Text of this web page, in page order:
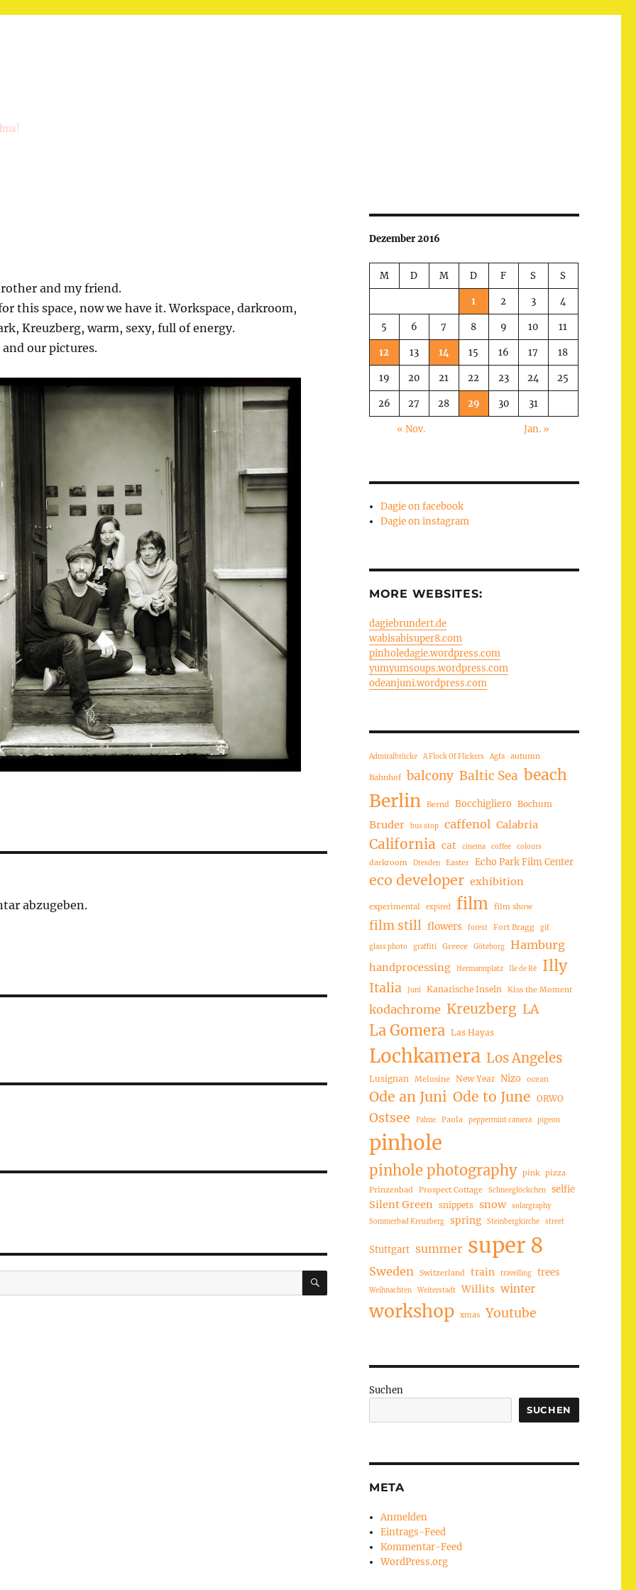
and my friend.
this space, now we have it. Workspace, darkroom,
Kreuzberg, warm, sexy, full of energy.
and our pictures.
abzugeben.
SUCHEN
Dezember 2016
M D M D F S S
1 2 3 4
5 6 7 8 9 10 11
12 13 14 15 16 17 18
19 20 21 22 23 24 25
26 27 28 29 30 31
« Nov. Jan. »
Dagie on facebook
Dagie on instagram
MORE WEBSITES:
dagiebrundert.de
wabisabisuper8.com
pinholedagie.wordpress.com
yumyumsoups.wordpress.com
odeanjuni.wordpress.com
Admiralbrücke A Flock Of Flickers Agfa autumn
Bahnhof balcony Baltic Sea beach
Berlin Bernd Bocchigliero Bochum
Bruder bus stop caffenol Calabria
California cat cinema coffee colours
darkroom Dresden Easter Echo Park Film Center
eco developer exhibition
experimental expired film film show
film still flowers forest Fort Bragg gif
glass photo graffiti Greece Göteborg Hamburg
handprocessing Hermannplatz Ile de Ré Illy
Italia Juni Kanarische Inseln Kiss the Moment
kodachrome Kreuzberg LA
La Gomera Las Hayas
Lochkamera Los Angeles
Lusignan Melusine New Year Nizo ocean
Ode an Juni Ode to June ORWO
Ostsee Palme Paola peppermint camera pigeon
pinhole
pinhole photography pink pizza
Prinzenbad
Prospect Cottage Schneeglöckchen selfie
Silent Green snippets snow
solargraphy
Sommerbad Kreuzberg
spring Steinbergkirche street
Stuttgart summer super 8
Sweden Switzerland train travelling trees
Weihnachten Weiterstadt Willits winter
workshop xmas Youtube
Suchen
SUCHEN
META
Anmelden
Eintrags-Feed
Kommentar-Feed
WordPress.org